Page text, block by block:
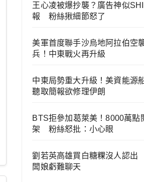
王心凌被爆抄襲？廣告神似
報 粉絲揪細節怒了
美軍首度聯手沙烏地阿拉伯空
兵！中東戰火再升級
中東局勢重大升級！美資能
聽取簡報欲修理伊朗
BTS拒參加葛萊美！8000萬點
架 粉絲怒批：小心眼
劉若英高雄買白糖粿沒人認
闆娘虧難聊天